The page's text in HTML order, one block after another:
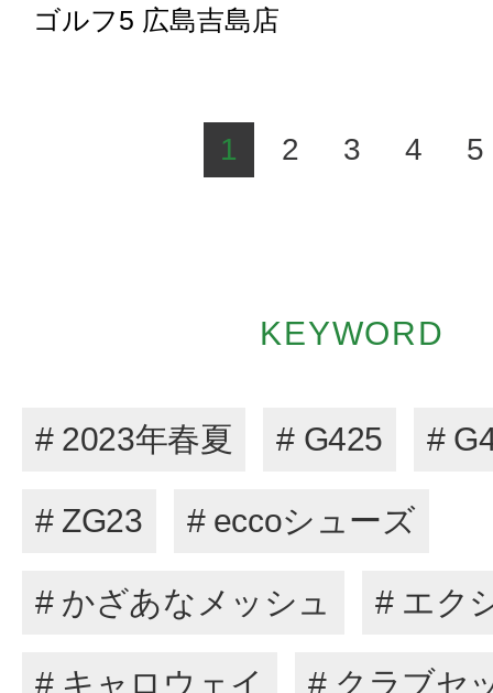
ゴルフ5 広島吉島店
1 2 3 4 5
KEYWORD
# 2023年春夏 # G425 #
# ZG23 # eccoシューズ
# かざあなメッシュ # エク
# キャロウェイ # クラブセ